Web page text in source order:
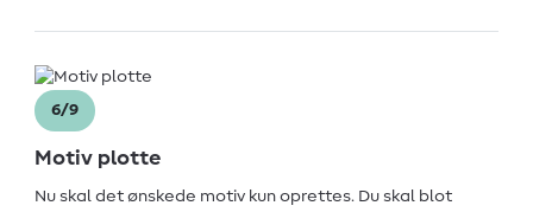
6/9
Motiv plotte
Nu skal det ønskede motiv kun oprettes. Du skal blot